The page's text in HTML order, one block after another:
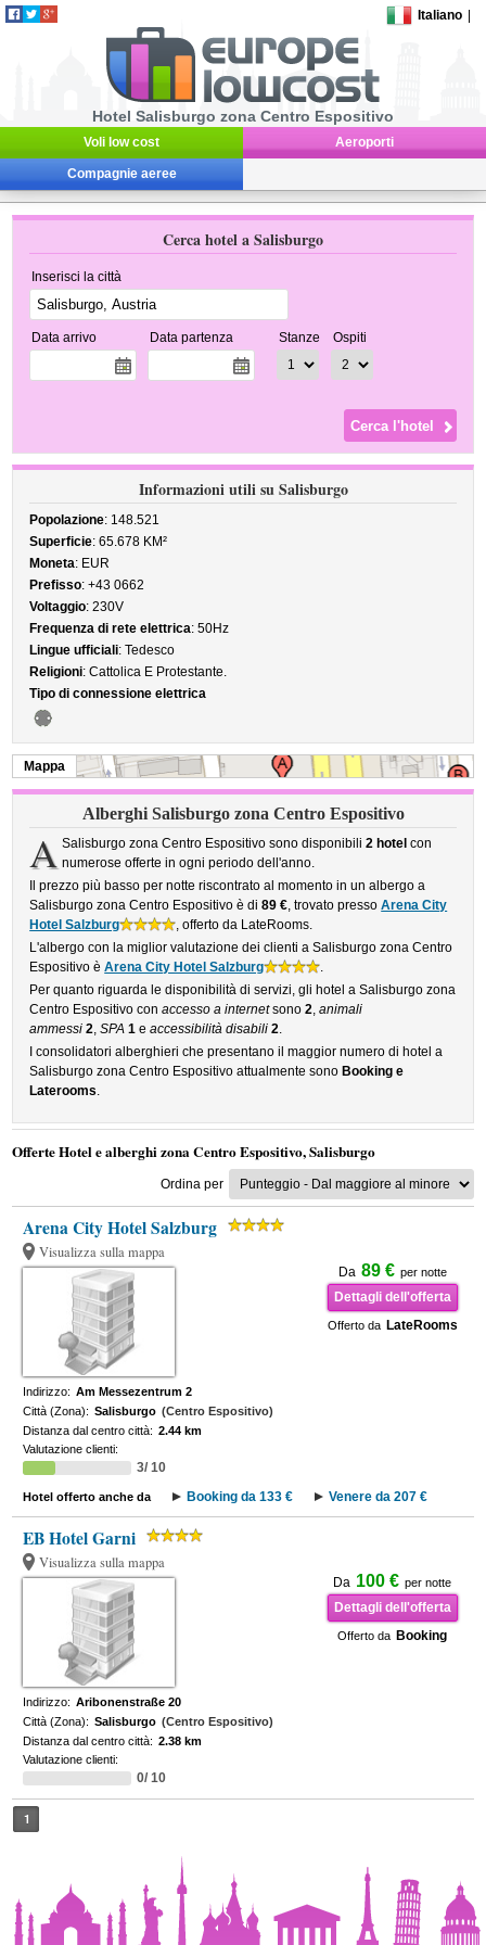
Italiano
Hotel Salisburgo zona Centro Espositivo
Voli low cost Aeroporti
Compagnie aeree
Cerca hotel a Salisburgo
Inserisci la città
Data arrivo Data partenza Stanze Ospiti
Informazioni utili su Salisburgo
Popolazione: 148.521
Superficie: 65.678 KM²
Moneta: EUR
Prefisso: +43 0662
Voltaggio: 230V
Frequenza di rete elettrica: 50Hz
Lingue ufficiali: Tedesco
Religioni: Cattolica E Protestante.
Tipo di connessione elettrica
Mappa
Alberghi Salisburgo zona Centro Espositivo
A Salisburgo zona Centro Espositivo sono disponibili 2 hotel con
numerose offerte in ogni periodo dell'anno.
Il prezzo più basso per notte riscontrato al momento in un albergo a
Salisburgo zona Centro Espositivo è di89 €, trovato pressoArena City
Hotel Salzburg
, offerto da LateRooms.
L'albergo con la miglior valutazione dei clienti a Salisburgo zona Centro
Espositivo èArena City Hotel Salzburg
.
Per quanto riguarda le disponibilità di servizi, gli hotel a Salisburgo zona
Centro Espositivo conaccesso a internetsono2,animali
ammessi 2,SPA 1 eaccessibilità disabili 2.
I consolidatori alberghieri che presentano il maggior numero di hotel a
Salisburgo zona Centro Espositivo attualmente sono Booking e
Laterooms.
Offerte Hotel e alberghi zona Centro Espositivo, Salisburgo
Ordina per
Arena City Hotel Salzburg
Visualizza sulla mappa
Da 89 € per notte
Dettagli dell'offerta
Offerto da LateRooms
Indirizzo: Am Messezentrum 2
Città (Zona): Salisburgo (Centro Espositivo)
Distanza dal centro città: 2.44 km
Valutazione clienti:
3/ 10
Hotel offerto anche da Booking da 133 € Venere da 207 €
EB Hotel Garni
Visualizza sulla mappa
Da 100 € per notte
Dettagli dell'offerta
Offerto da Booking
Indirizzo: Aribonenstraße 20
Città (Zona): Salisburgo (Centro Espositivo)
Distanza dal centro città: 2.38 km
Valutazione clienti:
0/ 10
1